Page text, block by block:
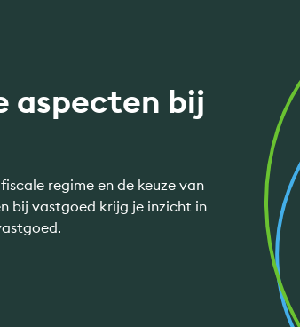
aspecten bij
regime en de keuze van
bij vastgoed krijg je inzicht in